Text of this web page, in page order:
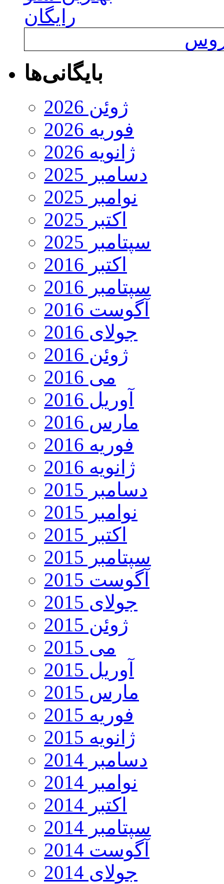
رایگان
بایگانی‌ها
ژوئن 2026
فوریه 2026
ژانویه 2026
دسامبر 2025
نوامبر 2025
اکتبر 2025
سپتامبر 2025
اکتبر 2016
سپتامبر 2016
آگوست 2016
جولای 2016
ژوئن 2016
می 2016
آوریل 2016
مارس 2016
فوریه 2016
ژانویه 2016
دسامبر 2015
نوامبر 2015
اکتبر 2015
سپتامبر 2015
آگوست 2015
جولای 2015
ژوئن 2015
می 2015
آوریل 2015
مارس 2015
فوریه 2015
ژانویه 2015
دسامبر 2014
نوامبر 2014
اکتبر 2014
سپتامبر 2014
آگوست 2014
جولای 2014